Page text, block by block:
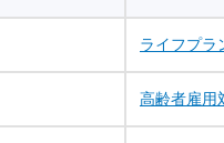
ライフプラ
高齢者雇用